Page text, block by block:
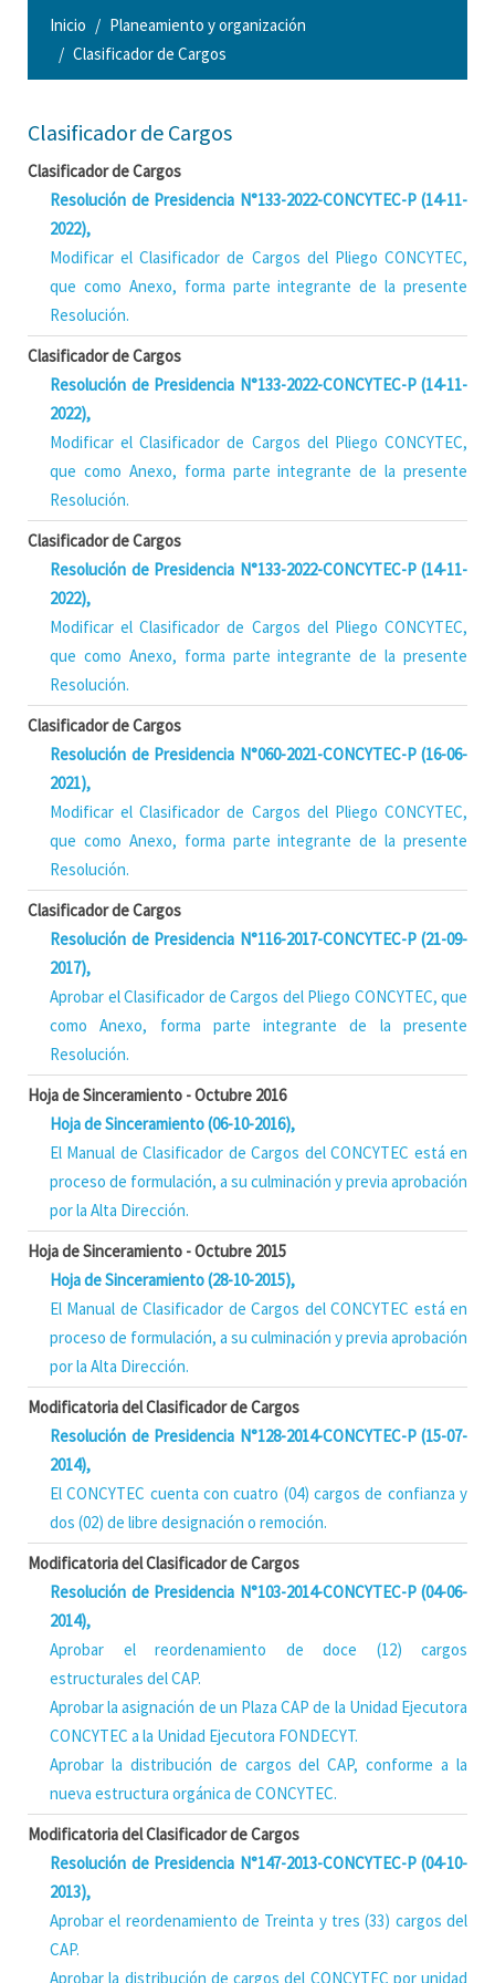
Inicio
Planeamiento y organización
Clasificador de Cargos
Clasificador de Cargos
Clasificador de Cargos
Resolución de Presidencia N°133-2022-CONCYTEC-P (14-11-
2022),
Modificar el Clasificador de Cargos del Pliego CONCYTEC,
que como Anexo, forma parte integrante de la presente
Resolución.
Clasificador de Cargos
Resolución de Presidencia N°133-2022-CONCYTEC-P (14-11-
2022),
Modificar el Clasificador de Cargos del Pliego CONCYTEC,
que como Anexo, forma parte integrante de la presente
Resolución.
Clasificador de Cargos
Resolución de Presidencia N°133-2022-CONCYTEC-P (14-11-
2022),
Modificar el Clasificador de Cargos del Pliego CONCYTEC,
que como Anexo, forma parte integrante de la presente
Resolución.
Clasificador de Cargos
Resolución de Presidencia N°060-2021-CONCYTEC-P (16-06-
2021),
Modificar el Clasificador de Cargos del Pliego CONCYTEC,
que como Anexo, forma parte integrante de la presente
Resolución.
Clasificador de Cargos
Resolución de Presidencia N°116-2017-CONCYTEC-P (21-09-
2017),
Aprobar el Clasificador de Cargos del Pliego CONCYTEC, que
como Anexo, forma parte integrante de la presente
Resolución.
Hoja de Sinceramiento - Octubre 2016
Hoja de Sinceramiento (06-10-2016),
El Manual de Clasificador de Cargos del CONCYTEC está en
proceso de formulación, a su culminación y previa aprobación
por la Alta Dirección.
Hoja de Sinceramiento - Octubre 2015
Hoja de Sinceramiento (28-10-2015),
El Manual de Clasificador de Cargos del CONCYTEC está en
proceso de formulación, a su culminación y previa aprobación
por la Alta Dirección.
Modificatoria del Clasificador de Cargos
Resolución de Presidencia N°128-2014-CONCYTEC-P (15-07-
2014),
El CONCYTEC cuenta con cuatro (04) cargos de confianza y
dos (02) de libre designación o remoción.
Modificatoria del Clasificador de Cargos
Resolución de Presidencia N°103-2014-CONCYTEC-P (04-06-
2014),
Aprobar el reordenamiento de doce (12) cargos
estructurales del CAP.
Aprobar la asignación de un Plaza CAP de la Unidad Ejecutora
CONCYTEC a la Unidad Ejecutora FONDECYT.
Aprobar la distribución de cargos del CAP, conforme a la
nueva estructura orgánica de CONCYTEC.
Modificatoria del Clasificador de Cargos
Resolución de Presidencia N°147-2013-CONCYTEC-P (04-10-
2013),
Aprobar el reordenamiento de Treinta y tres (33) cargos del
CAP.
Aprobar la distribución de cargos del CONCYTEC por unidad